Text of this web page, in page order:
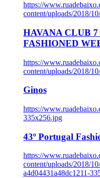
https://
content/uploads/2018/
HAVANA CLUB
FASHIONED
https://
content/uploads/2018/
Ginos
https://
335x256.jpg
43º Portugal
https://
content/uploads/2018/
a4d04431a48dc1211-